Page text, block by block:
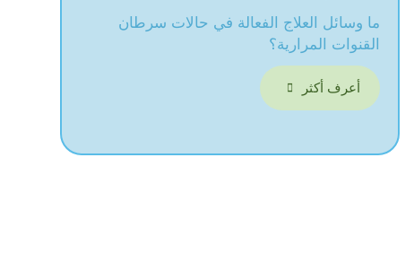
ما وسائل العلاج الفعالة في حالات سرطان
القنوات المرارية؟
أعرف أكثر 